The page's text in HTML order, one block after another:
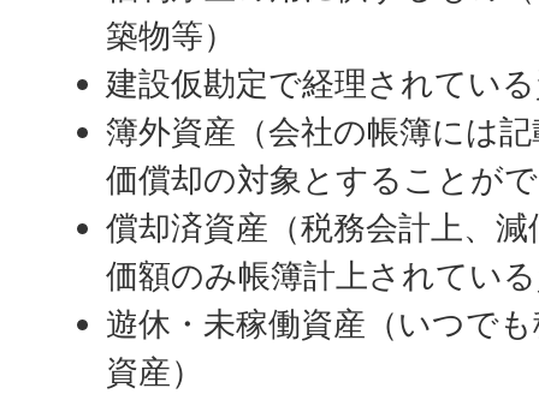
築物等）
建設仮勘定で経理されてい
簿外資産（会社の帳簿には
価償却の対象とすることが
償却済資産（税務会計上、
価額のみ帳簿計上されてい
遊休・未稼働資産（いつで
資産）